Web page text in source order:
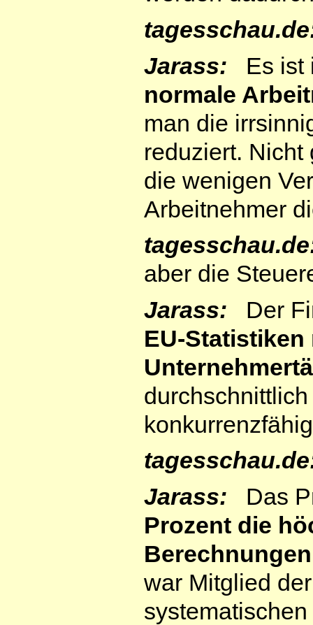
Jarass: Es ist
normale
man die
reduziert. Nicht
die wenigen
Arbeitnehmer
aber die
Jarass: Der
EU-
Jarass: Das
Prozent die
war Mitglied